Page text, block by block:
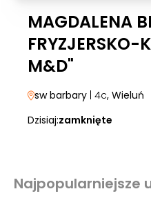
MAGDALENA
FRYZJERSKO-
M&D"
sw barbary | 4c, Wieluń
Dzisiaj:zamknięte
Najpopularniejsze